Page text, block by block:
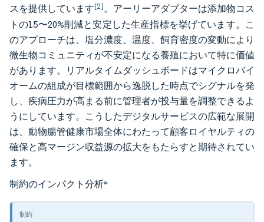
スを提供しています[2]。アーリーアダプターは添加物コス
トの15〜20%削減と安定した生産指標を挙げています。こ
のアプローチは、塩分濃度、温度、飼育密度の変動により
微生物コミュニティが不安定になる養殖において特に価値
があります。リアルタイムダッシュボードはマイクロバイ
オームの組成が目標範囲から逸脱した時点でシグナルを発
し、疾病圧力が高まる前に管理者が投与量を調整できるよ
うにしています。こうしたデジタルサービスの広範な展開
は、動物腸管健康市場全体にわたって顧客ロイヤルティの
確保と高マージン収益源の拡大をもたらすと期待されてい
ます。
制約のインパクト分析*